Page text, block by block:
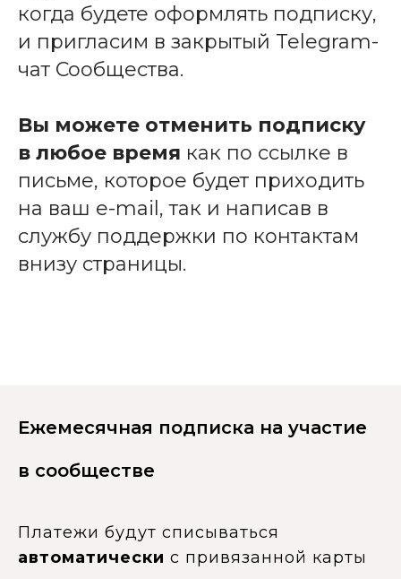
когда будете оформлять подписку,
и пригласим в закрытый Telegram-
чат Сообщества.
Вы можете отменить подписку
в любое время как по ссылке в
письме, которое будет приходить
на ваш e-mail, так и написав в
службу поддержки по контактам
внизу страницы.
Ежемесячная подписка на участие
в сообществе
Платежи будут списываться
автоматически с привязанной карты